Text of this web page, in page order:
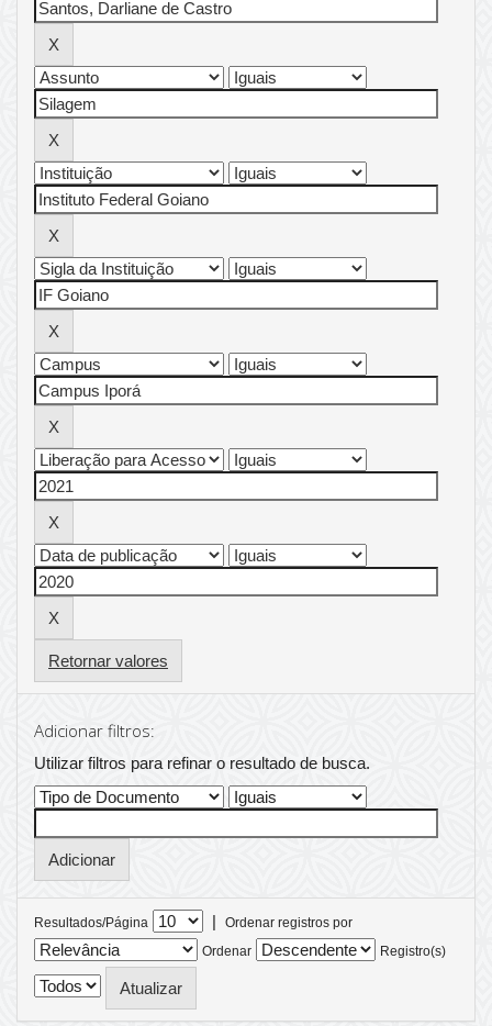
Retornar valores
Adicionar filtros:
Utilizar filtros para refinar o resultado de busca.
Resultados/Página |
Ordenar registros por
Ordenar
Registro(s)